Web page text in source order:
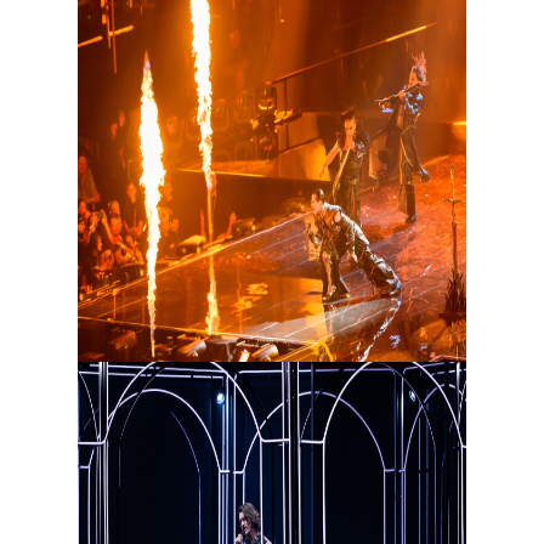
Мультикультурный раздел «Евровидения»
открыл сербский коллектив Lavina,
исполнив композицию Kraj mene в стиле
немецкой группы Rammstein. Затем в
видеооткрытке мальтийский участник